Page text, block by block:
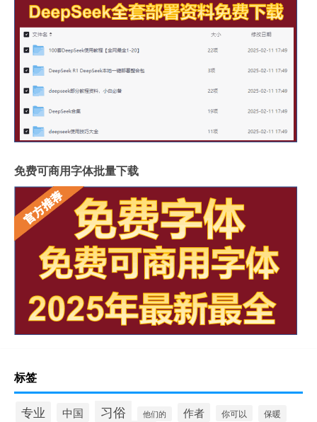
免费可商用字体批量下载
标签
专业 中国 习俗 他们的 作者 你可以 保暖